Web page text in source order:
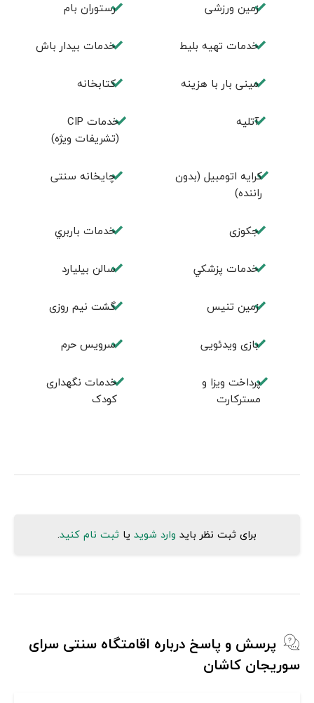
زمین ورزشی رستوران بام
خدمات تهيه بليط خدمات بیدار باش
مینی بار با هزینه كتابخانه
آتلیه
خدمات CIP
(تشریفات ویژه)
کرایه اتومبیل (بدون
راننده)
چايخانه سنتی
جكوزی خدمات باربري
خدمات پزشكي سالن بيليارد
زمين تنيس گشت نیم روزی
بازی ویدئویی سرویس حرم
پرداخت ویزا و
مسترکارت
خدمات نگهداری
کودک
برای ثبت نظر باید وارد شوید یا ثبت نام کنید.
پرسش و پاسخ درباره اقامتگاه سنتی سرای
سوریجان کاشان